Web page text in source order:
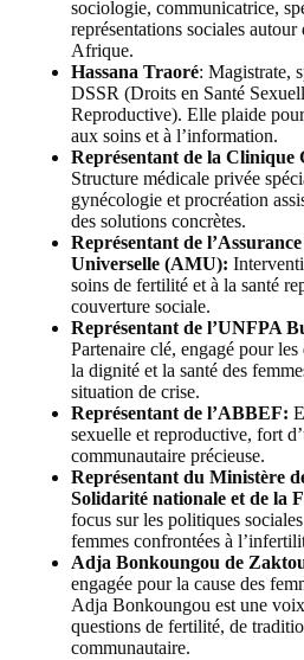
sociologie, communicatrice,
représentations sociales
Afrique.
Hassana Traoré: Magistrate,
DSSR (Droits en Santé
Reproductive). Elle plaide
aux soins et à l’information.
Représentant de la Clinique
Structure médicale privée
gynécologie et procréation
des solutions concrètes.
Représentant de
Universelle (AMU):
soins de fertilité et à la santé
couverture sociale.
Représentant de l’UNFPA
Partenaire clé, engagé pour
la dignité et la santé des
situation de crise.
Représentant de l’ABBEF:
sexuelle et reproductive, fort
communautaire précieuse.
Représentant du Ministère
Solidarité nationale et de la
focus sur les politiques
femmes confrontées à
Adja Bonkoungou de
engagée pour la cause des
Adja Bonkoungou est une voix
questions de fertilité, de
communautaire.